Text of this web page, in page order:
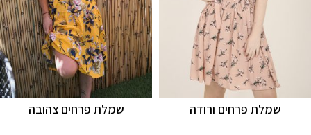
שמלת פרחים צהובה שמלת פרחים ורודה